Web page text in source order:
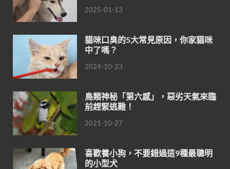
2025-01-13
貓咪口臭的5大常見原因，你家貓咪
中了嗎？
2024-10-23
鳥類神秘「第六感」，惡劣天氣來臨
前趕緊逃難！
2021-10-27
喜歡養小狗，不要錯過這9種最聰明
的小型犬